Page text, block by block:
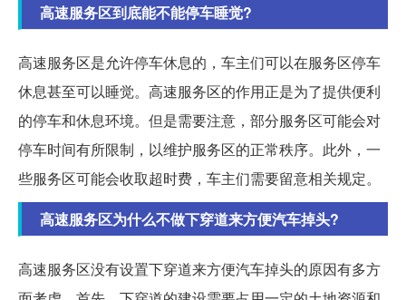
高速服务区到底能不能停车睡觉?
高速服务区是允许停车休息的，车主们可以在服务区停车
休息甚至可以睡觉。高速服务区的作用正是为了提供便利
的停车和休息环境。但是需要注意，部分服务区可能会对
停车时间有所限制，以维护服务区的正常秩序。此外，一
些服务区可能会收取超时费，车主们需要留意相关规定。
高速服务区为什么不做下穿道来方便汽车掉头?
高速服务区没有设置下穿道来方便汽车掉头的原因有多方